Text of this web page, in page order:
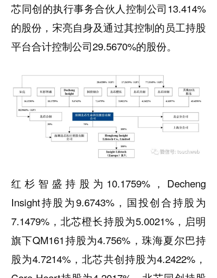
芯同创的执行事务合伙人控制公司13.414%
的股份，宋亮自身及通过其控制的员工持股
平台合计控制公司29.5670%的股份。
红杉智盛持股为10.1759%，Decheng
Insight持股为9.6743%，国投创合持股为
7.1479%，北芯橙长持股为5.0021%，启明
旗下QM161持股为4.756%，珠海夏尔巴持
股为4.7214%，北芯共创持股为4.2422%，